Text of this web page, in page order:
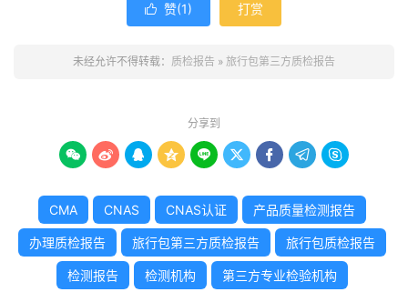
 赞(1) 打赏
未经允许不得转载： 质检报告 » 旅行包第三方质检报告
分享到
        
CMA CNAS CNAS认证 产品质量检测报告
办理质检报告 旅行包第三方质检报告 旅行包质检报告
检测报告 检测机构 第三方专业检验机构